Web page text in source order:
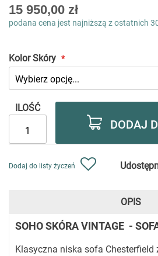
As
low
15 950,00 zł
podana cena jest najniższą z ostatnich
Kolor Skóry
ILOŚĆ
DODAJ
Dodaj do listy życzeń
OPIS
SOHO SKÓRA VINTAGE -
Klasyczna niska sofa Chesterfield